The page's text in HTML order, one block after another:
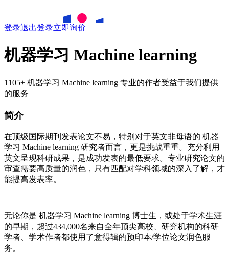
登录退出登录立即询价
机器学习 Machine learning
1105+ 机器学习 Machine learning 专业的作者受益于我们提供
的服务
简介
在顶级国际期刊发表论文不易，特别对于英文非母语的 机器
学习 Machine learning 研究者而言，更是挑战重重。充分利用
英文呈现科研成果，是成功发表的最低要求。专业研究论文的
审查需要高质量的润色，只有匹配对学科领域的深入了解，才
能提高发表率。
无论你是 机器学习 Machine learning 博士生，或处于学术生涯
的早期，超过434,000名来自全年顶尖高校、研究机构的科研
学者、学术作者都使用了意得辑的预印本/学位论文润色服
务。